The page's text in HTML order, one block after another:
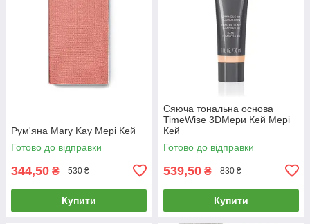
Рум'яна Mary Kay Мері Кей
Готово до відправки
344,50 ₴ 530 ₴
Купити
Сяюча тональна основа
TimeWise 3DМери Кей Мері
Кей
Готово до відправки
539,50 ₴ 830 ₴
Купити